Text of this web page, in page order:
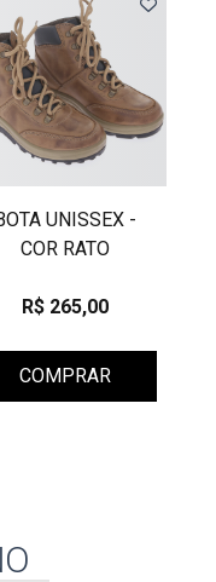
UNISSEX -
COR RATO
R$ 265,00
COMPRAR